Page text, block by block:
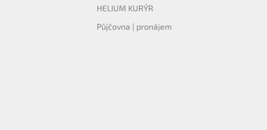
HELIUM KURÝR
Půjčovna | pronájem